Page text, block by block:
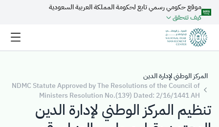
تخطي إلى المحتوى الرئيسي
موقع حكومي رسمي تابع لحكومة المملكة العربية السعودية
كيف تتحقق
المركز الوطني لإدارة الدين
NDMC Statute Approved by The Resolutions of the Council of
Ministers Resolution No.(139) Dated: 2/16/1441 AH
تنظيم المركز الوطني لإدارة الدين